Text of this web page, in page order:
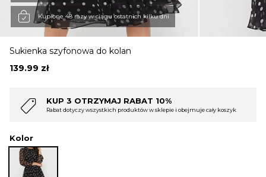
SWETRY
OKRYCIA WIERZCHNIE
Kupione 48 razy w ciągu ostatnich kilku dni
Sukienka szyfonowa do kolan
139.99 zł
RABAT 10%
produktów w sklepie i obejmuje cały koszyk Rabat dotyczy wszystkich
Kolor